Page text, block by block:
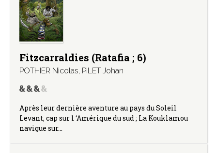
Fitzcarraldies (Ratafia ; 6)
POTHIER Nicolas, PILET Johan
Après leur dernière aventure au pays du Soleil
Levant, cap sur l ‘Amérique du sud ; La Kouklamou
navigue sur…